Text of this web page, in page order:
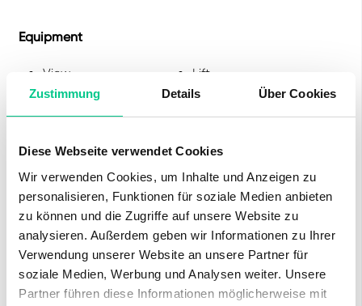
Zustimmung Details Über Cookies
Diese Webseite verwendet Cookies
Wir verwenden Cookies, um Inhalte und Anzeigen zu
personalisieren, Funktionen für soziale Medien anbieten
zu können und die Zugriffe auf unsere Website zu
analysieren. Außerdem geben wir Informationen zu Ihrer
Verwendung unserer Website an unsere Partner für
soziale Medien, Werbung und Analysen weiter. Unsere
Partner führen diese Informationen möglicherweise mit
Equipment
View Lift
Parking space
Distances
Public
transport
650 m Shopping 1100 m